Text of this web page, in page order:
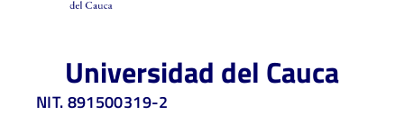
Universidad del Cauca
NIT. 891500319-2